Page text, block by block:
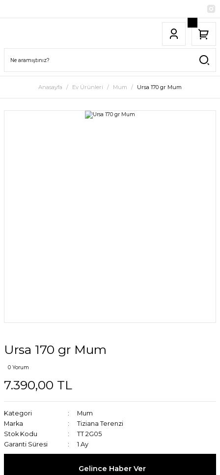
Anasayfa Ev Ürünleri Mum Ursa 170 gr Mum
Ursa 170 gr Mum
0 Yorum
7.390,00 TL
Kategori
Mum
Marka
Tiziana Terenzi
Stok Kodu
TT 2G05
Garanti Süresi
1 Ay
Gelince Haber Ver